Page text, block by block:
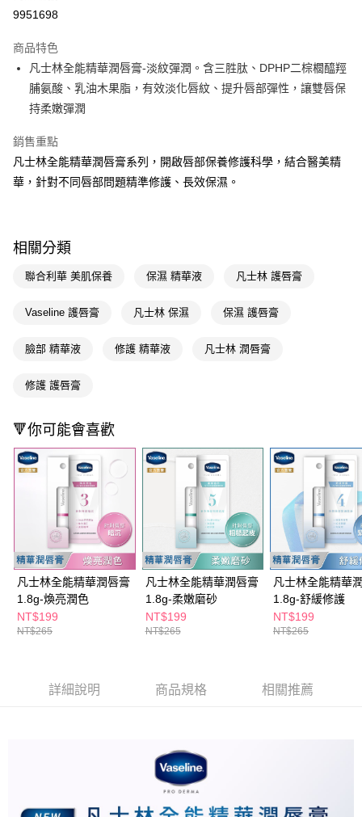
街口支付
悠遊付
Google Pay
AFTEE先享後付
相關說明
【關於「AFTEE先享後付」】
２．便利：只要手機號碼，簡訊認證，即可結帳。
３．安心：先確認商品／服務後，再付款。
【「AFTEE先享後付」結帳流程】
結帳頁面，進行簡訊認證並確認金額後，即可完成結帳。
３．收到繳費通知簡訊後14天內，點擊此簡訊中的連結，可透過四大超商／
ATM／網路銀行／等多元方式進行付款，方視為交易完成。
購買商品的店家。未經商家同意取消之訂單仍視為有效，需透過AFTEE先享
是否繳費成功／繳費後需取消欲退款等相關疑問，請聯繫「AFTEE先享後付
【注意事項】
１．透過由恩沛科技股份有限公司提供之「AFTEE先享後付」服務完成之交
易，需依本服務之必要範圍內提供個人資料，並將交易相關給付款項請求債
權轉讓予恩沛科技股份有限公司。
２．關於個人資料處理事宜，請瀏覽以下網址：
https://aftee.tw/terms/#terms3
３．未成年的使用者請事先徵得法定代理人或監護人之同意方可使用
「AFTEE先享後付」，若未經同意申辦者引起之損失，本公司不負相關責
任。
４．使用「AFTEE先享後付」時，將依據個別帳號之用戶狀況，依本公司即
時審查核予不同之上限額度；若仍有額度不足之情形，本公司將視審查結果
請求用戶進行身份認證。
每筆NT$65，滿NT$390(含以上)免運費
付款後全家取貨
每筆NT$65，滿NT$490(含以上)免運費
每筆NT$65，滿NT$490(含以上)免運費
7-11取貨付款
每筆NT$65，滿NT$490(含以上)免運費
付款後7-11取貨
每筆NT$65，滿NT$490(含以上)免運費
宅配(本島)
每筆NT$100，滿NT$790(含以上)免運費
付款後寶雅門市自取(由倉庫統一出貨)
9951698
商品特色
凡士林全能精華潤唇膏-淡紋彈潤。含三胜肽、DPHP二棕櫚醯羥
脯氨酸、乳油木果脂，有效淡化唇紋、提升唇部彈性，讓雙唇保
持柔嫩彈潤
銷售重點
凡士林全能精華潤唇膏系列，開啟唇部保養修護科學，結合醫美精
華，針對不同唇部問題精準修護、長效保濕。
相關分類
聯合利華 美肌保養 保濕 精華液 凡士林 護唇膏
Vaseline 護唇膏 凡士林 保濕 保濕 護唇膏
臉部 精華液 修護 精華液 凡士林 潤唇膏
修護 護唇膏
🔻你可能會喜歡
凡士林全能精華潤唇膏
1.8g-煥亮潤色
NT$199
NT$265
凡士林全能精華潤唇膏
1.8g-柔嫩磨砂
NT$199
NT$265
凡士林全能精華
1.8g-舒緩修護
NT$199
NT$265
詳細說明 商品規格 相關推薦